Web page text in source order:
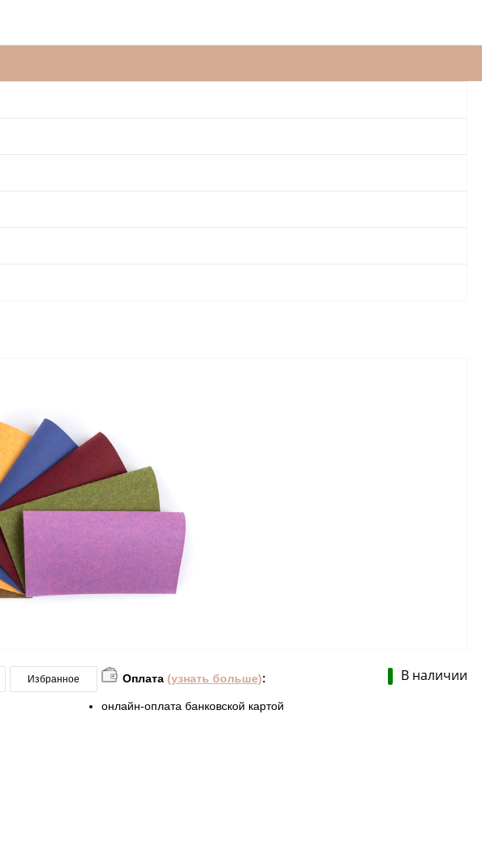
В наличии
Избранное Оплата (узнать больше):
онлайн-оплата банковской картой